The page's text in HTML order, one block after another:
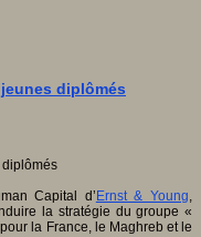
diplômés
Capital d’ Ernst & Young,
la stratégie du groupe «
la France, le Maghreb et le